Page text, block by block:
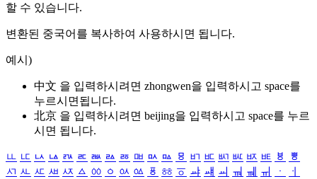
할 수 있습니다.
변환된 중국어를 복사하여 사용하시면 됩니다.
예시)
中文 을 입력하시려면 zhongwen을 입력하시고 space를
누르시면됩니다.
北京 을 입력하시려면 beijing을 입력하시고 space를 누르
시면 됩니다.
ㅥ ㅦ ㅧ ㅨ ㅩ ㅪ ㅫ ㅬ ㅭ ㅮ ㅯ ㅰ ㅱ ㅲ ㅳ ㅴ ㅵ ㅶ ㅷ ㅸ
ㅹ
ㅺ ㅻ ㅼ ㅽ ㅾ ㅿ ㆀ ㆁ ㆂ ㆃ ㆄ ㆅ ㆆ ㆇ ㆈ ㆉ ㆊ ㆋ ㆌ ㆍ
ㆎ